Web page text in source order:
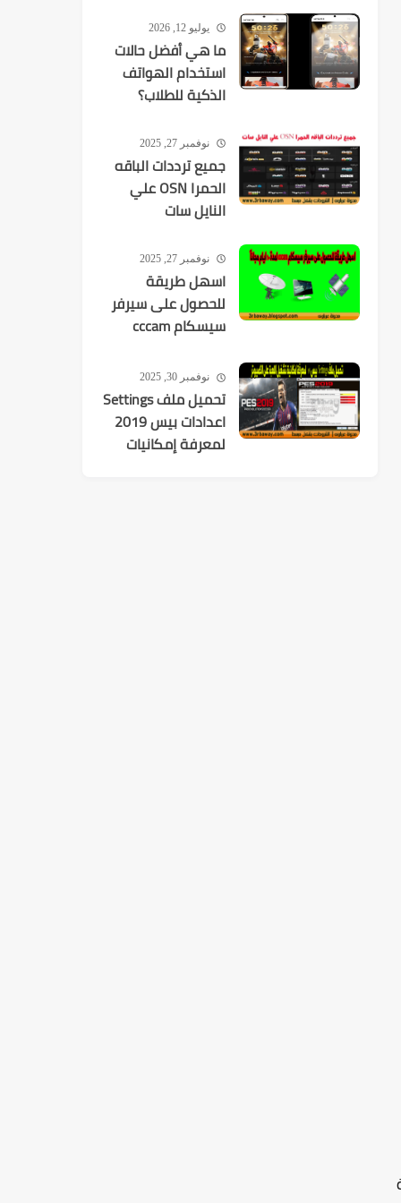
يستهدفك
يوليو 12, 2026
ما هي أفضل حالات
استخدام الهواتف
الذكية للطلاب؟
نوفمبر 27, 2025
جميع ترددات الباقه
الحمرا OSN علي
النايل سات
نوفمبر 27, 2025
اسهل طريقة
للحصول على سيرفر
سيسكام cccam
نوفمبر 30, 2025
تحميل ملف Settings
اعدادات بيس 2019
لمعرفة إمكانيات